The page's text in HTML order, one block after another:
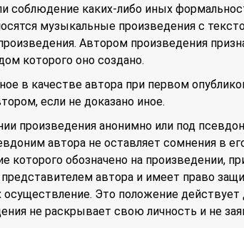
соблюдение каких-либо иных
музыкальные произведения с
Автором произведения
которого оно создано.
в качестве автора при первом
если не доказано иное.
произведения анонимно или под
автора не оставляет сомнения в
которого обозначено на произведении,
представителем автора и имеет право
осуществление. Это положение действует
не раскрывает свою личность и не